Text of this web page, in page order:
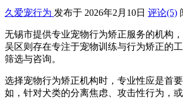
久爱宠行为 发布于 2026年2月10日 评论(5)
无锡市提供专业宠物行为矫正服务的机构
吴区则存在专注于宠物训练与行为矫正的
筛选与咨询。
选择宠物行为矫正机构时，专业性应是首
如，针对犬类的分离焦虑、攻击性行为，